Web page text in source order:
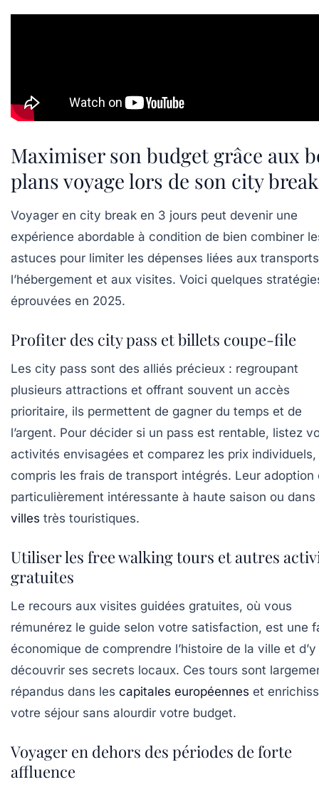
Maximiser son budget grâce aux
plans voyage lors de son city break
Voyager en city break en 3 jours peut devenir une
expérience abordable à condition de bien combiner
astuces pour limiter les dépenses liées aux
l’hébergement et aux visites. Voici quelques
éprouvées en 2025.
Profiter des city pass et billets coupe-file
Les city pass sont des alliés précieux : regroupant
plusieurs attractions et offrant souvent un accès
prioritaire, ils permettent de gagner du temps et de
l’argent. Pour décider si un pass est rentable, listez
activités envisagées et comparez les prix
compris les frais de transport intégrés. Leur adoption
particulièrement intéressante à haute saison ou dans
villes très touristiques.
Utiliser les free walking tours et autres
gratuites
Le recours aux visites guidées gratuites, où vous
rémunérez le guide selon votre satisfaction, est une
économique de comprendre l’histoire de la ville et d’y
découvrir ses secrets locaux. Ces tours sont
répandus dans les capitales européennes et
votre séjour sans alourdir votre budget.
Voyager en dehors des périodes de forte
affluence